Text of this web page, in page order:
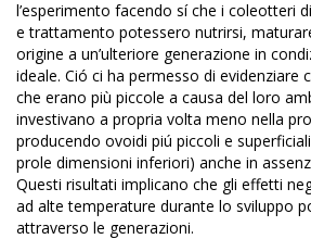
l’esperimento facendo sí che i coleotteri
e trattamento potessero nutrirsi,
origine a un’ulteriore generazione in
ideale. Ció ci ha permesso di evidenziare
che erano più piccole a causa del loro
investivano a propria volta meno nella
producendo ovoidi piú piccoli e
prole dimensioni inferiori) anche in
Questi risultati implicano che gli effetti
ad alte temperature durante lo sviluppo
attraverso le generazioni.